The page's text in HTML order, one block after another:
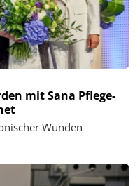
mit Sana Pflege-
Wunden